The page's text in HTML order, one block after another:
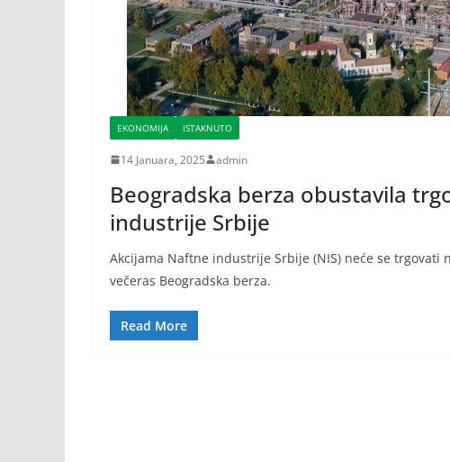
EKONOMIJA ISTAKNUTO
14 Januara, 2025 admin
Beogradska berza obustavila
industrije Srbije
Akcijama Naftne industrije Srbije (NIS) neće se trgovati
večeras Beogradska berza.
Read More